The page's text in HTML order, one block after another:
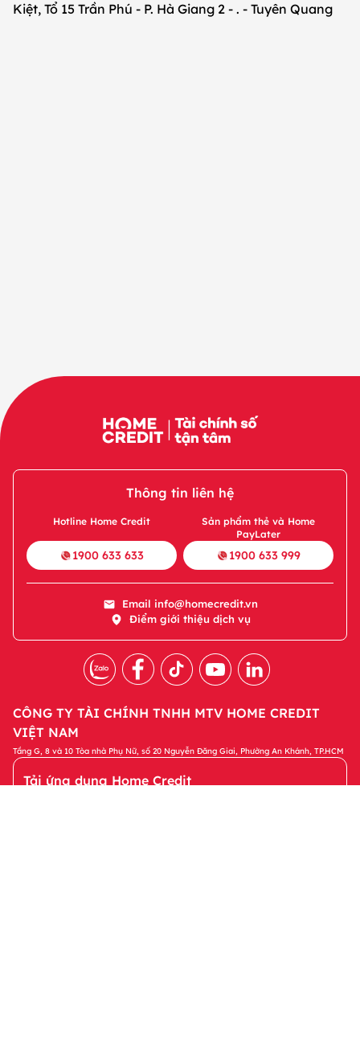
Kiệt, Tổ 15 Trần Phú - P. Hà Giang 2 - . - Tuyên Quang
Thông tin liên hệ
Hotline Home Credit
1900 633 633
Sản phẩm thẻ và Home
PayLater
1900 633 999
Email info@homecredit.vn
Điểm giới thiệu dịch vụ
CÔNG TY TÀI CHÍNH TNHH MTV HOME CREDIT
VIỆT NAM
Tầng G, 8 và 10 Tòa nhà Phụ Nữ, số 20 Nguyễn Đăng Giai, Phường An Khánh, TP.HCM
Tải ứng dụng Home Credit